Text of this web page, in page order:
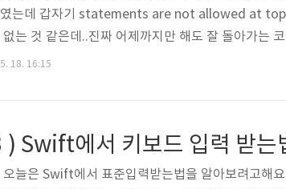
였는데 갑자기 statements are not allowed at top
는 것 같은데..진짜 어제까지만 해도 잘 돌아가는
는지 알아보려고 합니다..ㅎㅎ 저같은 분들이 있을
18. 16:15
Swift에서 키보드 입력 받
오늘은 Swift에서 표준입력받는법을 알아보려고해